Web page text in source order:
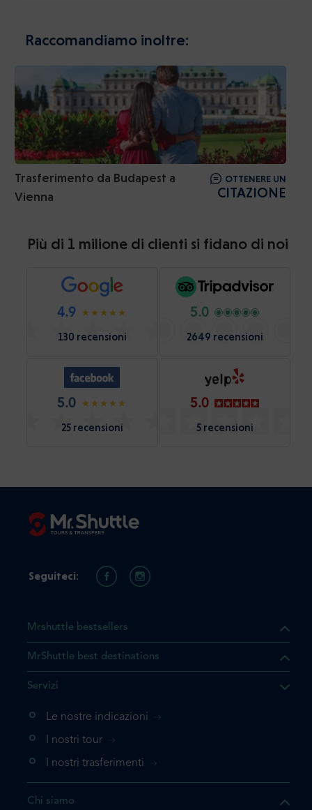
Raccomandiamo inoltre:
Trasferimento da Budapest a
Vienna
OTTENERE UN
CITAZIONE
Più di 1 milione di clienti si fidano di noi
4.9
130 recensioni
5.0
2649 recensioni
5.0
25 recensioni
5.0
5 recensioni
il prodotto che state
nuovamente, la
Mrshuttle bestsellers
MrShuttle best destinations
Servizi
Le nostre indicazioni
I nostri tour
I nostri trasferimenti
Chi siamo
Seguiteci: